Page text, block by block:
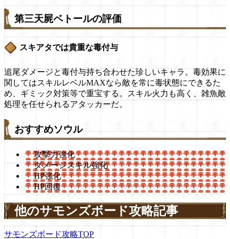
第三天屍ベトールの評価
スキアタでは貴重な毒付与
追尾ダメージと毒付与持ち合わせた珍しいキャラ。毒効果に
関してはスキルレベルMAXなら敵を常に毒状態にできるた
め、ギミック対策等で重宝する。スキル火力も高く、雑魚敵
処理を任せられるアタッカーだ。
おすすめソウル
攻撃力強化
ダメージスキル強化
HP強化
HP回復
他のサモンズボード攻略記事
サモンズボード攻略TOP